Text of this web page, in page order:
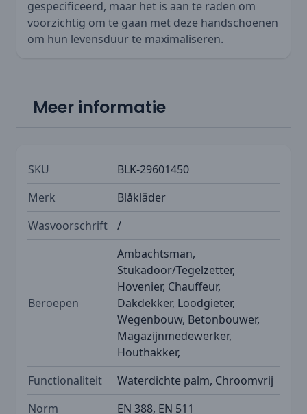
gespecificeerd, maar het is aan te raden om
voorzichtig om te gaan met deze handschoenen
om hun levensduur te maximaliseren.
Meer informatie
SKU
BLK-29601450
Merk
Blåkläder
Wasvoorschrift
/
Beroepen
Ambachtsman,
Stukadoor/Tegelzetter,
Hovenier, Chauffeur,
Dakdekker, Loodgieter,
Wegenbouw, Betonbouwer,
Magazijnmedewerker,
Houthakker,
Functionaliteit
Waterdichte palm, Chroomvrij
Norm
EN 388, EN 511